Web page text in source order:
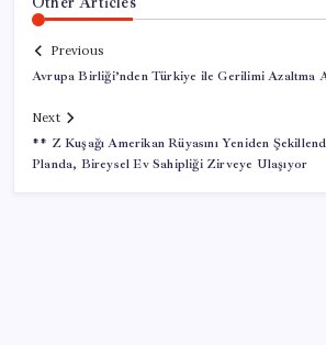
Previous
Avrupa Birliği’nden Türkiye ile Gerilimi Azaltma
Next
** Z Kuşağı Amerikan Rüyasını Yeniden
Planda, Bireysel Ev Sahipliği Zirveye Ulaşıyor